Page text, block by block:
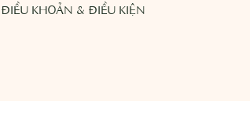
ĐIỀU KHOẢN & ĐIỀU KIỆN